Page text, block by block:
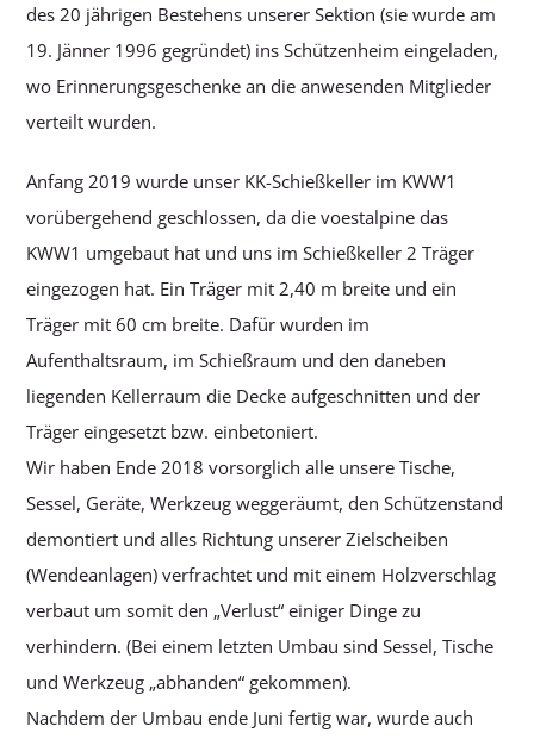
des 20 jährigen Bestehens unserer Sektion (sie wurde am
19. Jänner 1996 gegründet) ins Schützenheim eingeladen,
wo Erinnerungsgeschenke an die anwesenden Mitglieder
verteilt wurden.
Anfang 2019 wurde unser KK-Schießkeller im KWW1
vorübergehend geschlossen, da die voestalpine das
KWW1 umgebaut hat und uns im Schießkeller 2 Träger
eingezogen hat. Ein Träger mit 2,40 m breite und ein
Träger mit 60 cm breite. Dafür wurden im
Aufenthaltsraum, im Schießraum und den daneben
liegenden Kellerraum die Decke aufgeschnitten und der
Träger eingesetzt bzw. einbetoniert.
Wir haben Ende 2018 vorsorglich alle unsere Tische,
Sessel, Geräte, Werkzeug weggeräumt, den Schützenstand
demontiert und alles Richtung unserer Zielscheiben
(Wendeanlagen) verfrachtet und mit einem Holzverschlag
verbaut um somit den „Verlust“ einiger Dinge zu
verhindern. (Bei einem letzten Umbau sind Sessel, Tische
und Werkzeug „abhanden“ gekommen).
Nachdem der Umbau ende Juni fertig war, wurde auch